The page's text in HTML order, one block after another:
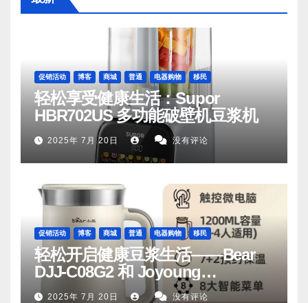
促销活动 博客 商城 普通 电器购物 移民
轻松享受健康生活：Supor
HBR702US 多功能破壁机豆浆机
2025年 7月 20日 没有评论
促销活动 博客 商城 普通 电器购物 移民
轻松开启健康豆浆生活——Bear
DJJ‑C08G2 和 Joyoung
DJ06M‑D53，你值得拥有
2025年 7月 20日 没有评论